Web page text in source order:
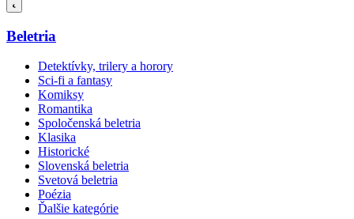
Beletria
Detektívky, trilery a horory
Sci-fi a fantasy
Komiksy
Romantika
Spoločenská beletria
Klasika
Historické
Slovenská beletria
Svetová beletria
Poézia
Ďalšie kategórie